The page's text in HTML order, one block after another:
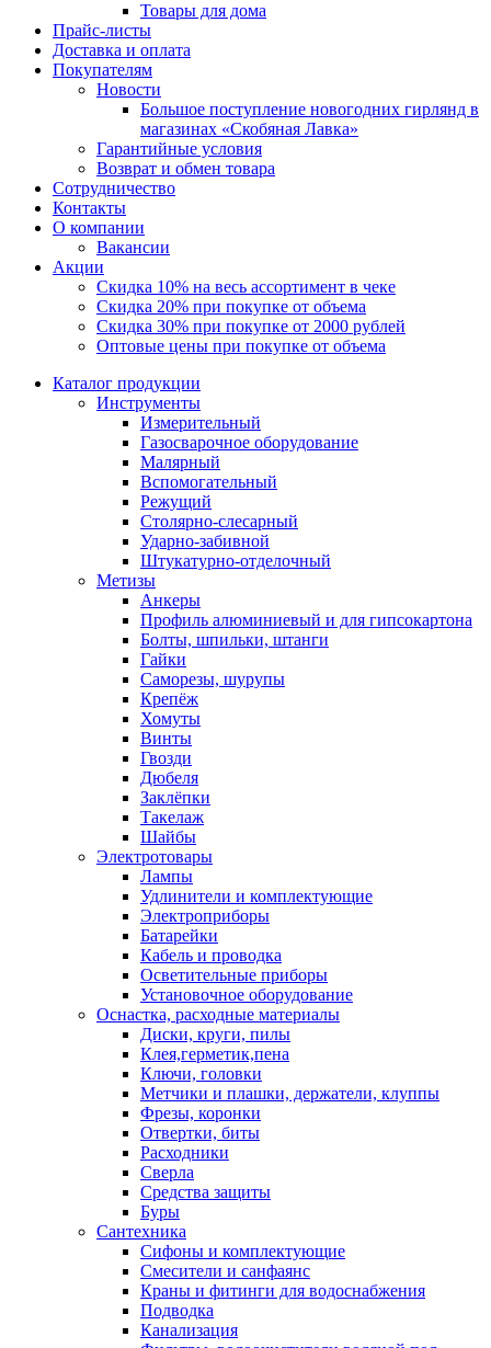
Товары для дома
Прайс-листы
Доставка и оплата
Покупателям
Новости
Большое поступление новогодних гирлянд в
магазинах «Скобяная Лавка»
Гарантийные условия
Возврат и обмен товара
Сотрудничество
Контакты
О компании
Вакансии
Акции
Скидка 10% на весь ассортимент в чеке
Скидка 20% при покупке от объема
Скидка 30% при покупке от 2000 рублей
Оптовые цены при покупке от объема
Каталог продукции
Инструменты
Измерительный
Газосварочное оборудование
Малярный
Вспомогательный
Режущий
Столярно-слесарный
Ударно-забивной
Штукатурно-отделочный
Метизы
Анкеры
Профиль алюминиевый и для гипсокартона
Болты, шпильки, штанги
Гайки
Саморезы, шурупы
Крепёж
Хомуты
Винты
Гвозди
Дюбеля
Заклёпки
Такелаж
Шайбы
Электротовары
Лампы
Удлинители и комплектующие
Электроприборы
Батарейки
Кабель и проводка
Осветительные приборы
Установочное оборудование
Оснастка, расходные материалы
Диски, круги, пилы
Клея,герметик,пена
Ключи, головки
Метчики и плашки, держатели, клуппы
Фрезы, коронки
Отвертки, биты
Расходники
Сверла
Средства защиты
Буры
Сантехника
Сифоны и комплектующие
Смесители и санфаянс
Краны и фитинги для водоснабжения
Подводка
Канализация